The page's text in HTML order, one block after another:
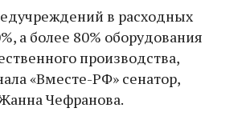
в расходных
а более 80% оборудования
производства,
«Вместе-РФ» сенатор,
Чефранова.